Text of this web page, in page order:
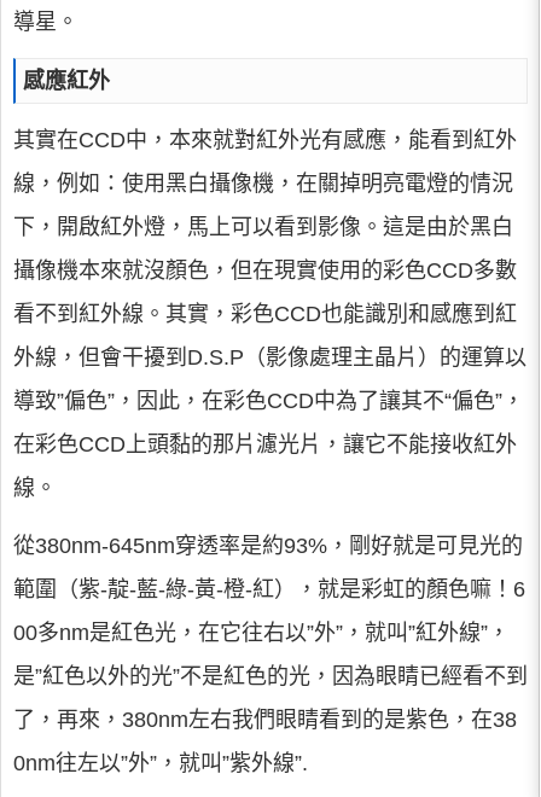
導星。
感應紅外
其實在CCD中，本來就對紅外光有感應，能看到紅外
線，例如：使用黑白攝像機，在關掉明亮電燈的情況
下，開啟紅外燈，馬上可以看到影像。這是由於黑白
攝像機本來就沒顏色，但在現實使用的彩色CCD多數
看不到紅外線。其實，彩色CCD也能識別和感應到紅
外線，但會干擾到D.S.P（影像處理主晶片）的運算以
導致”偏色”，因此，在彩色CCD中為了讓其不“偏色”，
在彩色CCD上頭黏的那片濾光片，讓它不能接收紅外
線。
從380nm-645nm穿透率是約93%，剛好就是可見光的
範圍（紫-靛-藍-綠-黃-橙-紅），就是彩虹的顏色嘛！6
00多nm是紅色光，在它往右以”外”，就叫”紅外線”，
是”紅色以外的光”不是紅色的光，因為眼睛已經看不到
了，再來，380nm左右我們眼睛看到的是紫色，在38
0nm往左以”外”，就叫”紫外線”.